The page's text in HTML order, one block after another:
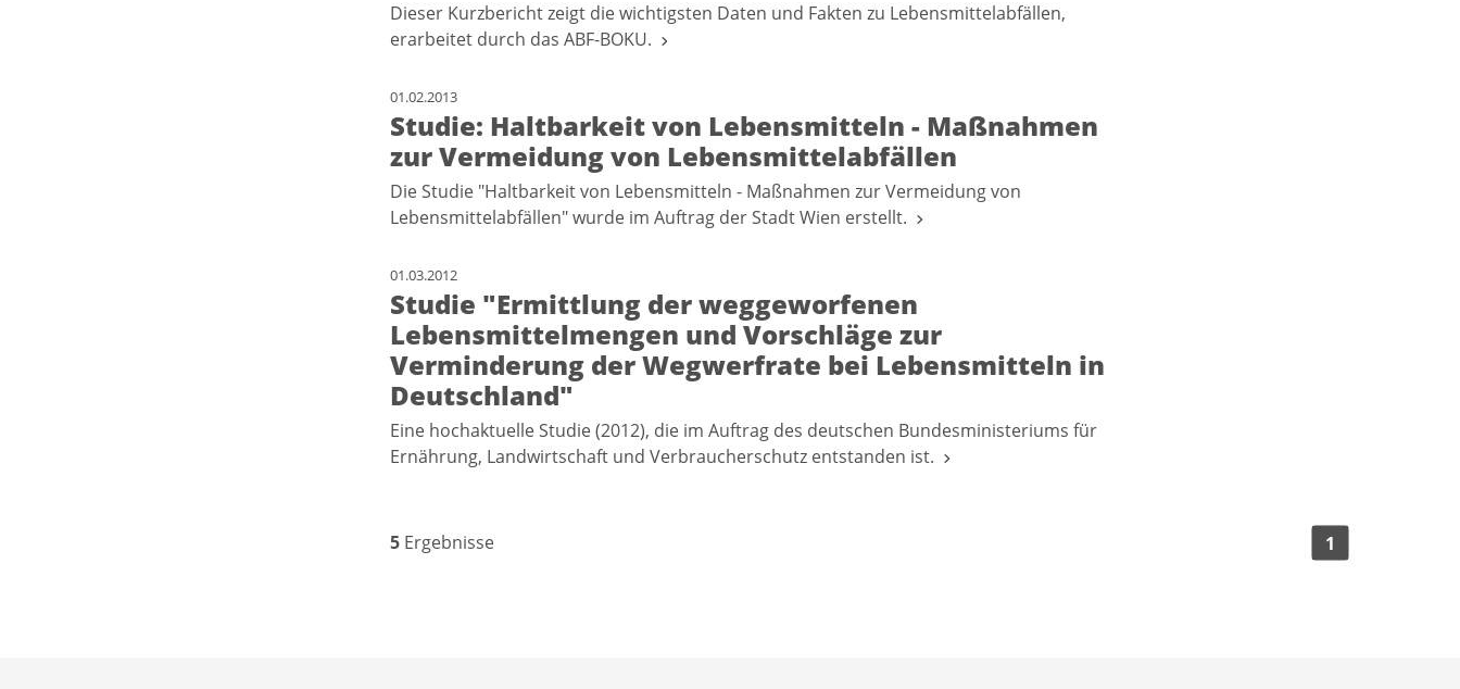
Dieser Kurzbericht zeigt die wichtigsten Daten und Fakten zu Lebensmittelabfällen,
erarbeitet durch das ABF-BOKU.
01.02.2013
Studie: Haltbarkeit von Lebensmitteln - Maßnahmen
zur Vermeidung von Lebensmittelabfällen
Die Studie "Haltbarkeit von Lebensmitteln - Maßnahmen zur Vermeidung von
Lebensmittelabfällen" wurde im Auftrag der Stadt Wien erstellt.
01.03.2012
Studie "Ermittlung der weggeworfenen
Lebensmittelmengen und Vorschläge zur
Verminderung der Wegwerfrate bei Lebensmitteln in
Deutschland"
Eine hochaktuelle Studie (2012), die im Auftrag des deutschen Bundesministeriums für
Ernährung, Landwirtschaft und Verbraucherschutz entstanden ist.
5Ergebnisse 1